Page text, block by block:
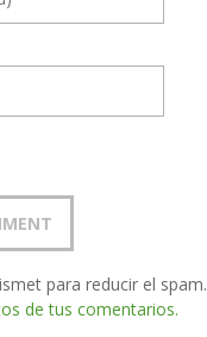
para reducir el spam.
de tus comentarios.